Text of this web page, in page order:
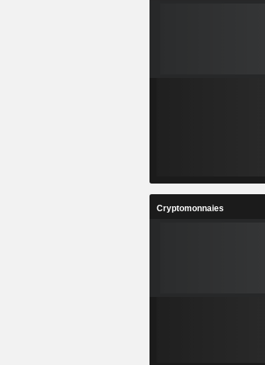
Cryptomonnaies